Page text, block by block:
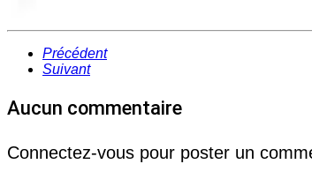
Précédent
Suivant
Aucun commentaire
Connectez-vous pour poster un